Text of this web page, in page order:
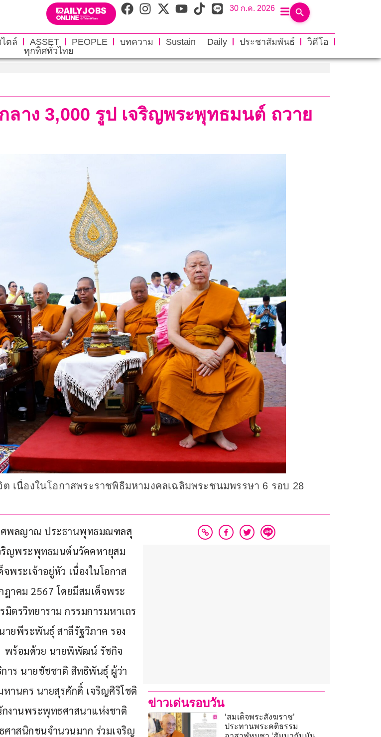
30 ก.ค. 2026
ตล์ ASSET PEOPLE บทความ Sustain Daily ประชาสัมพันธ์
วิดีโอ
ทุกทิศทั่วไทย
าง 3,000 รูป เจริญพระพุทธมนต์ ถวาย
เนื่องในโอกาสพระราชพิธีมหามงคลเฉลิมพระชนมพรรษา 6 รอบ 28
ศพลญาณ ประธานพุทธมณฑลสุ
ญพระพุทธมนต์นวัคคหายุสม
ระเจ้าอยู่หัว เนื่องในโอกาส
าคม 2567 โดยมีสมเด็จพระ
ตรวิทยาราม กรรมการมหาเถร
ยพีระพันธุ์ สาลีรัฐวิภาค รอง
พร้อมด้วย นายพิพัฒน์ รัชกิจ
าร นายชัชชาติ สิทธิพันธุ์ ผู้ว่า
านคร นายสุรศักดิ์ เจริญศิริโชติ
งานพระพุทธศาสนาแห่งชาติ
าสนิกชนจำนวนมาก ร่วมเจริญ
ข่าวเด่นรอบวัน
‘สมเด็จพระสังฆราช’
ประทานพระคติธรรม